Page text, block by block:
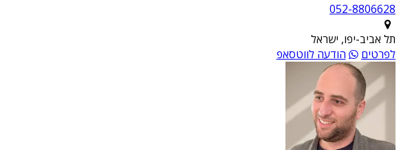
052-8806628
תל אביב-יפו, ישראל
לפרטים
הודעה לווטסאפ